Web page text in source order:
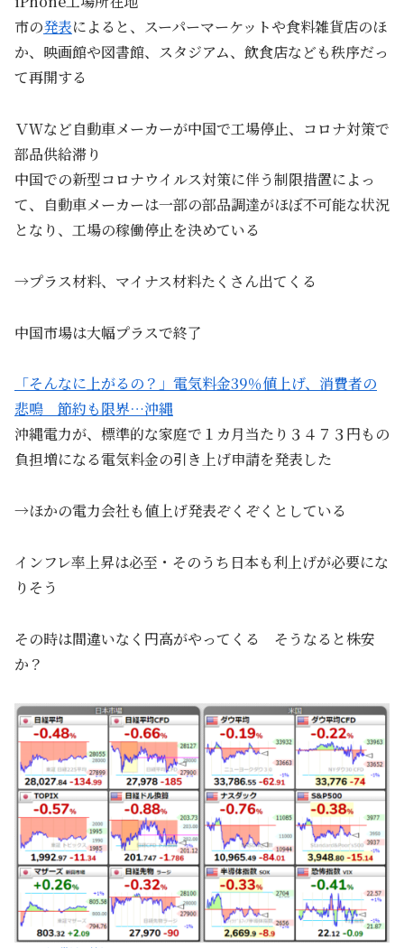
市の発表によると、スーパーマーケットや食料雑貨店のほ
か、映画館や図書館、スタジアム、飲食店なども秩序だっ
て再開する
ＶＷなど自動車メーカーが中国で工場停止、コロナ対策で
部品供給滞り
中国での新型コロナウイルス対策に伴う制限措置によっ
て、自動車メーカーは一部の部品調達がほぼ不可能な状況
となり、工場の稼働停止を決めている
→プラス材料、マイナス材料たくさん出てくる
中国市場は大幅プラスで終了
「そんなに上がるの？」電気料金39％値上げ、消費者の
悲鳴 節約も限界…沖縄
沖縄電力が、標準的な家庭で１カ月当たり３４７３円もの
負担増になる電気料金の引き上げ申請を発表した
→ほかの電力会社も値上げ発表ぞくぞくとしている
インフレ率上昇は必至・そのうち日本も利上げが必要にな
りそう
その時は間違いなく円高がやってくる そうなると株安
か？